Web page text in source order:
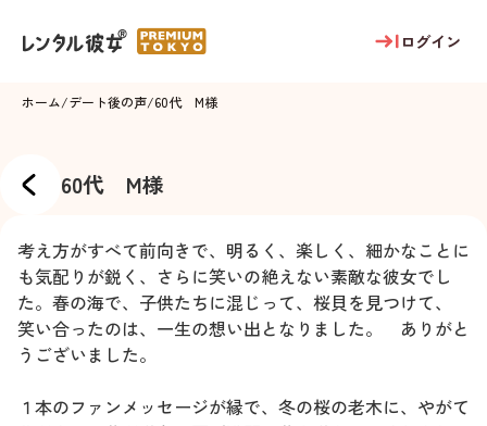
ログイン
ホーム/デート後の声/60代 M様
60代 M様
考え方がすべて前向きで、明るく、楽しく、細かなことに
も気配りが鋭く、さらに笑いの絶えない素敵な彼女でし
た。春の海で、子供たちに混じって、桜貝を見つけて、
笑い合ったのは、一生の想い出となりました。 ありがと
うございました。
１本のファンメッセージが縁で、冬の桜の老木に、やがて